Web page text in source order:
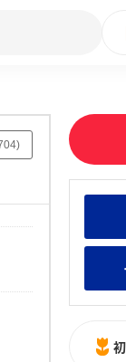
新卒就職人気企業ラ
・DX現場社員イン
)